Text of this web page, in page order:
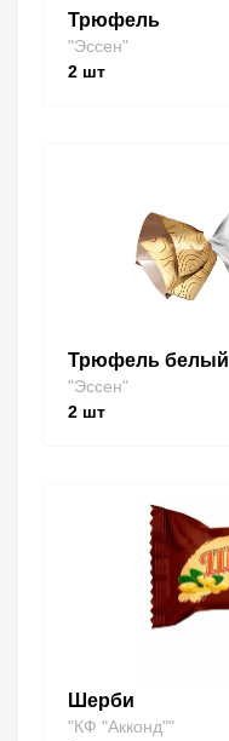
Трюфель
"Эссен"
2 шт
Трюфель белый
"Эссен"
2 шт
Шерби
"КФ "Акконд""